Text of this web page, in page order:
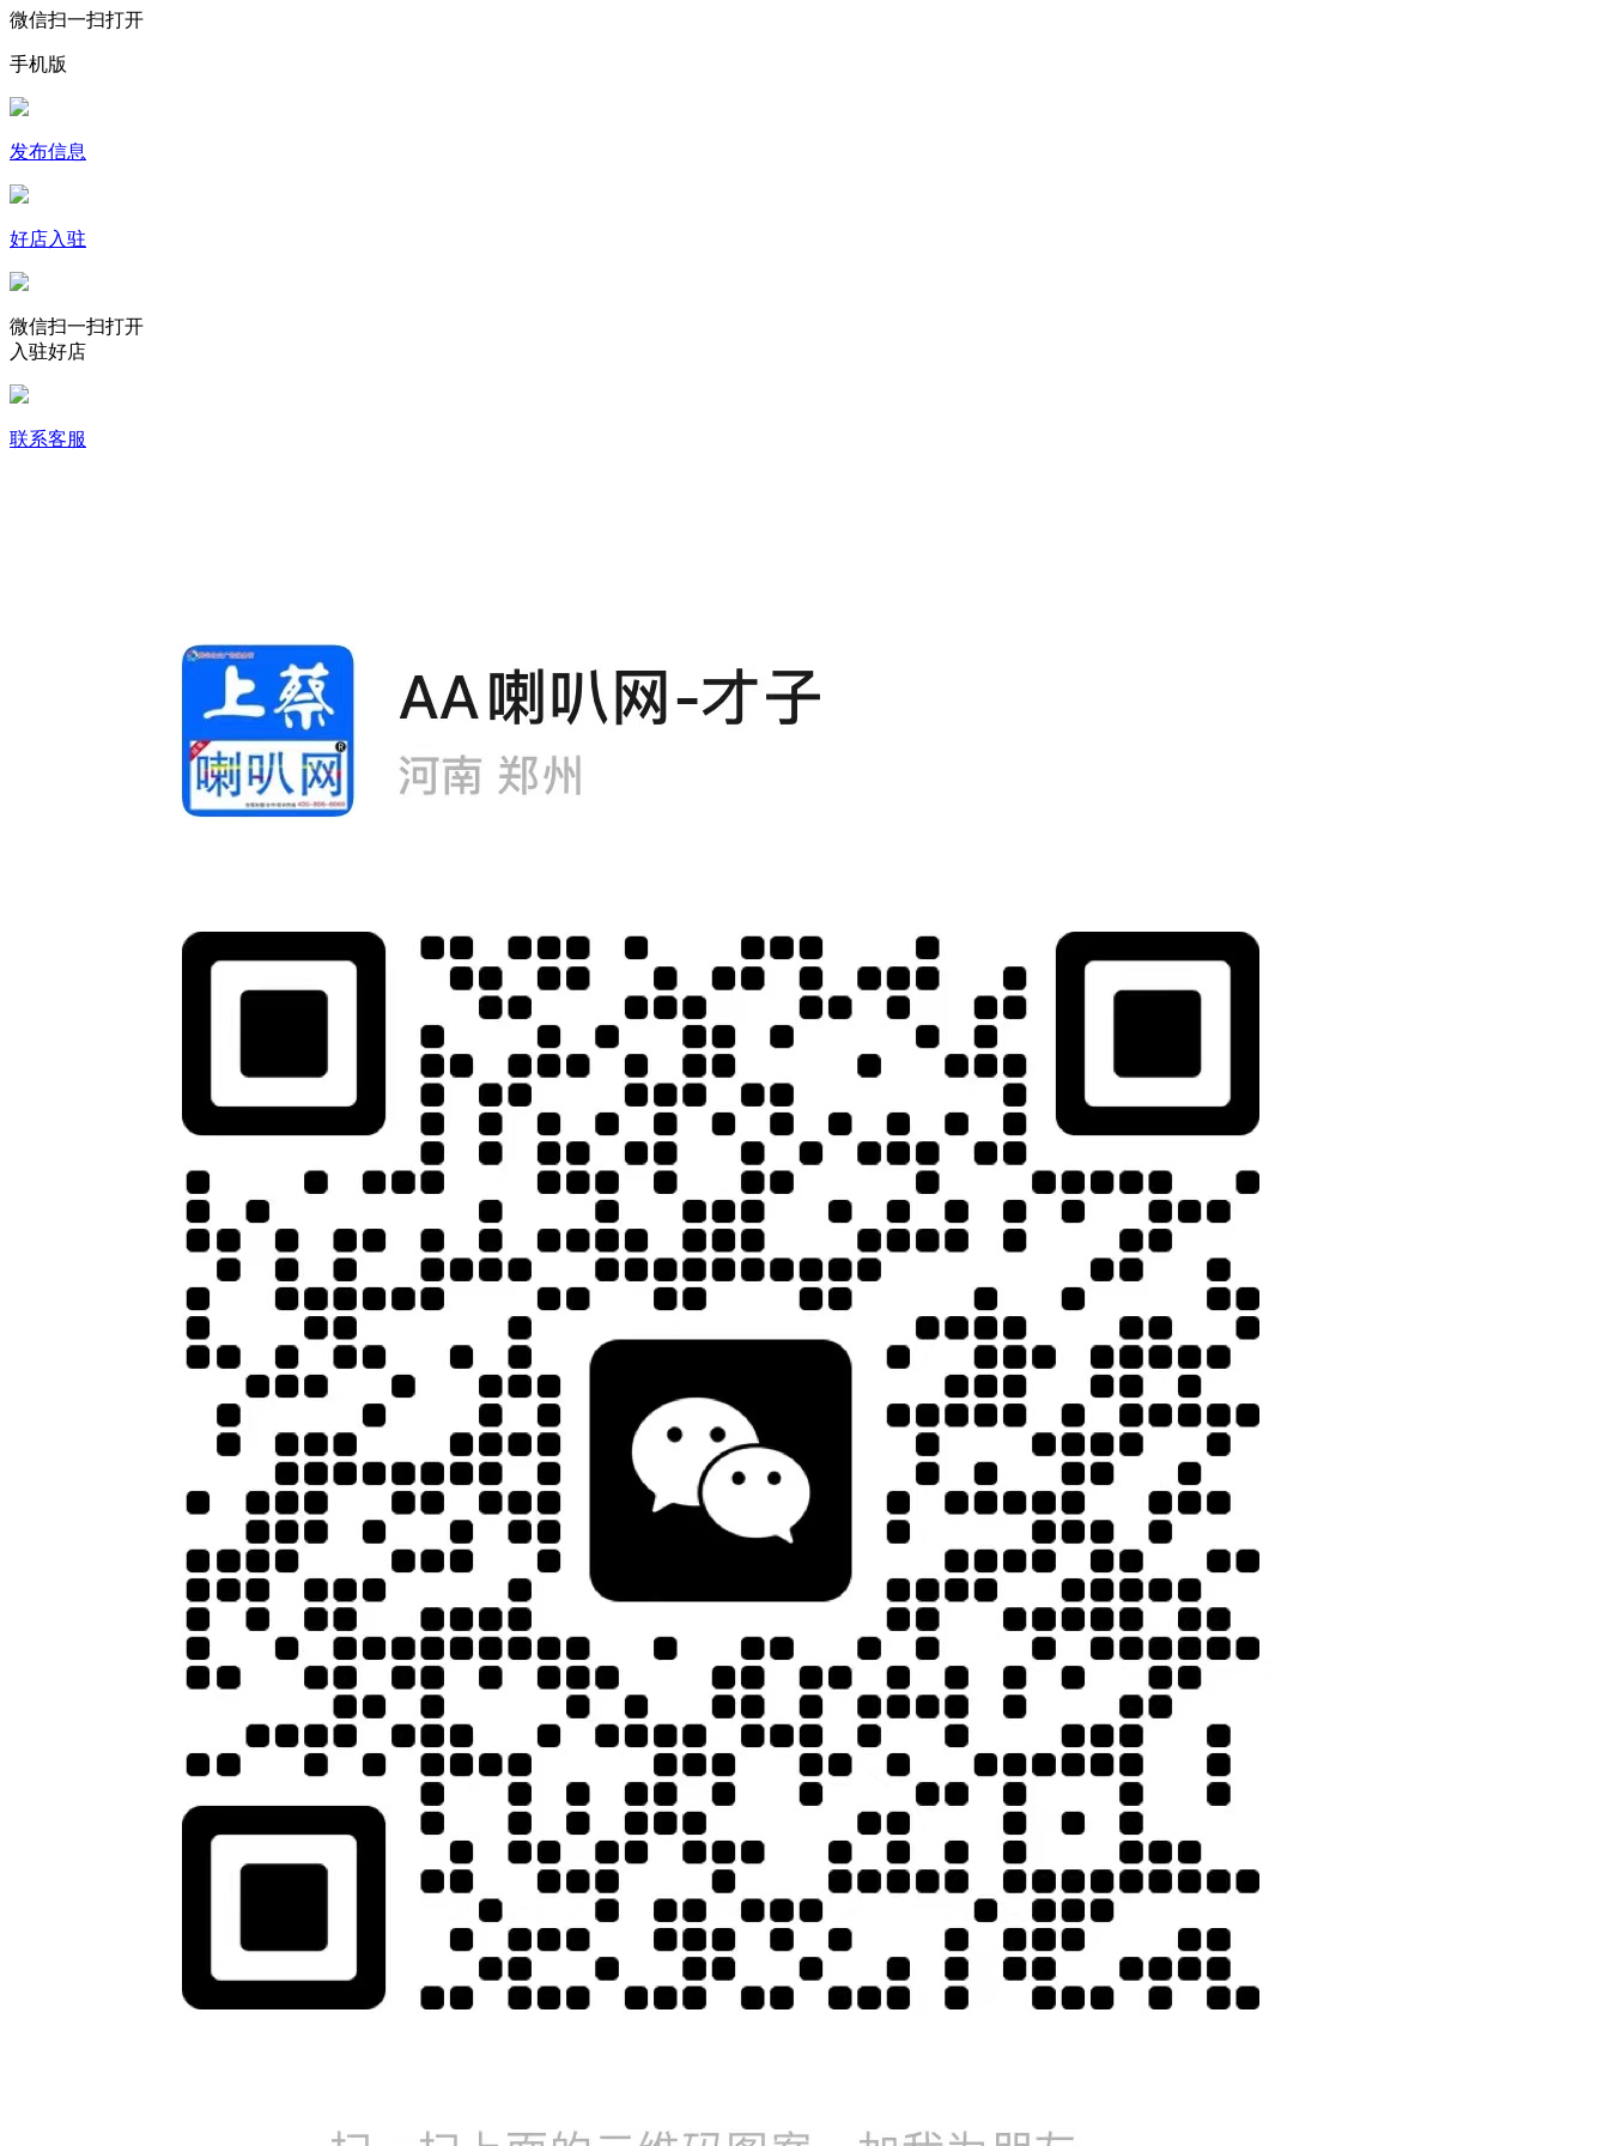
微信扫一扫打开
手机版
发布信息
好店入驻
微信扫一扫打开
入驻好店
联系客服